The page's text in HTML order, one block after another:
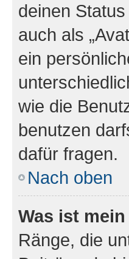
deinen
auch als
ein
wie die
benutzen
dafür fragen.
Nach oben
Was ist
Ränge, die